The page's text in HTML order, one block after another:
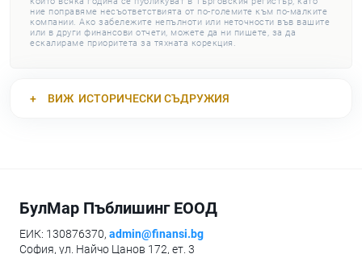
ние поправяме несъответствията от по-големите към по-малките
компании. Ако забележите непълноти или неточности във вашите
или в други финансови отчети, можете да ни пишете, за да
ескалираме приоритета за тяхната корекция.
ВИЖ ИСТОРИЧЕСКИ СЪДРУЖИЯ
БулМар Пъблишинг ЕООД
ЕИК: 130876370, admin@finansi.bg
София, ул. Найчо Цанов 172, ет. 3